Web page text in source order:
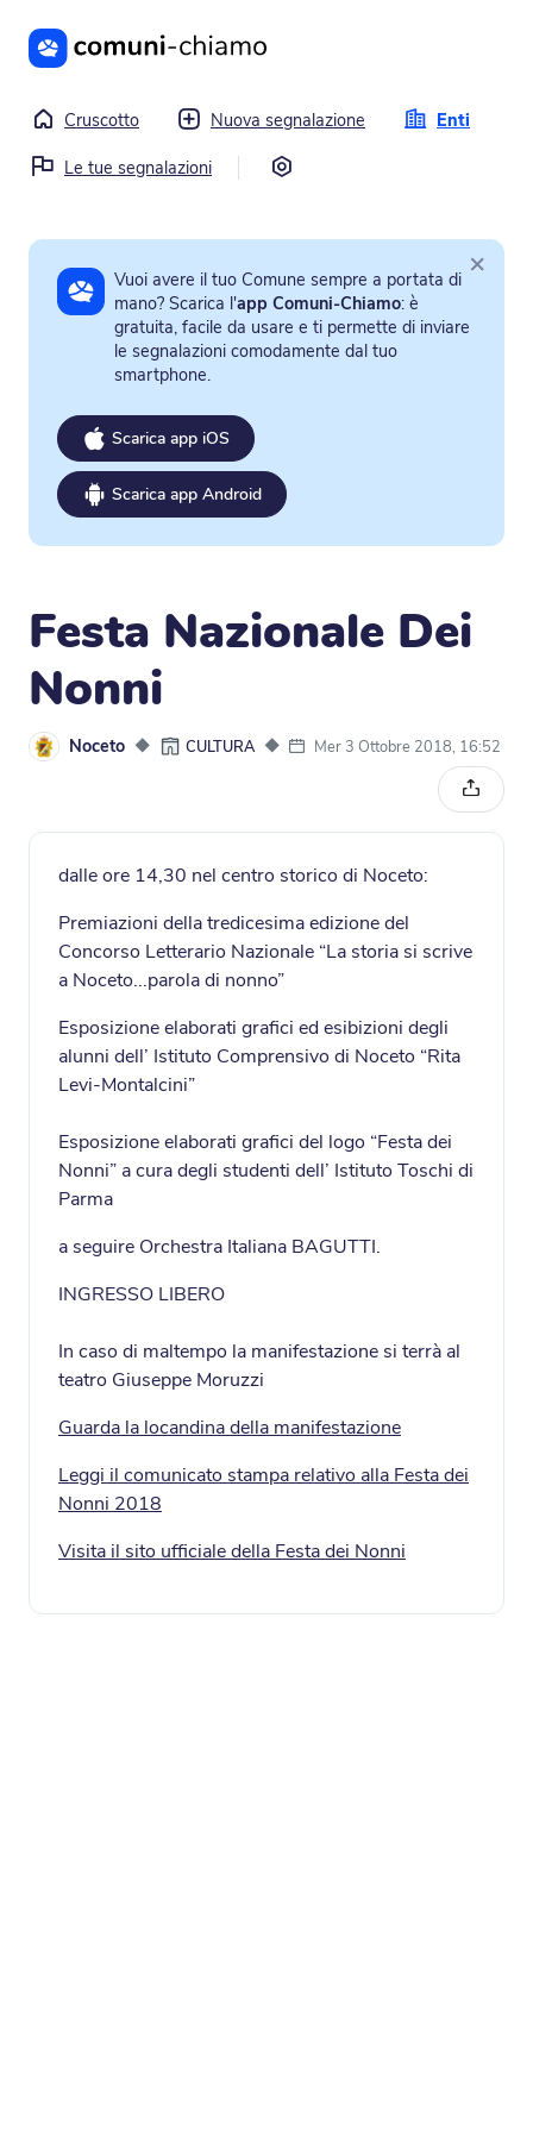
Vai al contenuto principale
Cruscotto Nuova segnalazione
Enti
Le tue segnalazioni
Vuoi avere il tuo Comune sempre a portata di
mano? Scarica l'app Comuni-Chiamo: è
gratuita, facile da usare e ti permette di inviare
le segnalazioni comodamente dal tuo
smartphone.
Scarica app iOS
Scarica app Android
×
Festa Nazionale Dei
Nonni
Noceto ◆ CULTURA ◆ Mer 3 Ottobre 2018, 16:52
dalle ore 14,30 nel centro storico di Noceto:
Premiazioni della tredicesima edizione del
Concorso Letterario Nazionale “La storia si scrive
a Noceto...parola di nonno”
Esposizione elaborati grafici ed esibizioni degli
alunni dell’ Istituto Comprensivo di Noceto “Rita
Levi-Montalcini”
Esposizione elaborati grafici del logo “Festa dei
Nonni” a cura degli studenti dell’ Istituto Toschi di
Parma
a seguire Orchestra Italiana BAGUTTI.
INGRESSO LIBERO
In caso di maltempo la manifestazione si terrà al
teatro Giuseppe Moruzzi
Guarda la locandina della manifestazione
Leggi il comunicato stampa relativo alla Festa dei
Nonni 2018
Visita il sito ufficiale della Festa dei Nonni